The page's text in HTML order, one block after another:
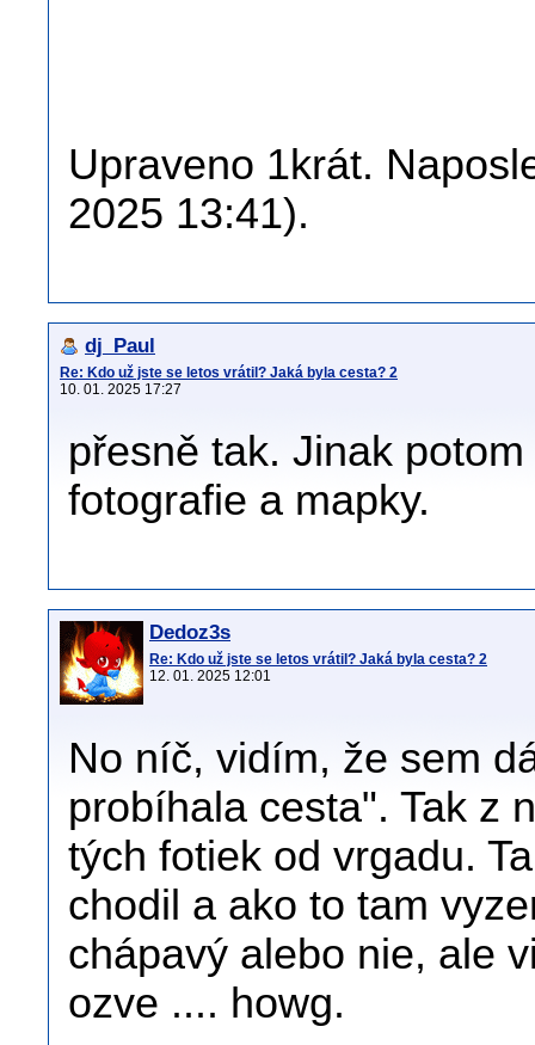
Upraveno 1krát.
2025 13:41).
dj_Paul
Re: Kdo už jste se letos vrátil? Jaká byla cesta? 2
10. 01. 2025 17:27
přesně tak. Jinak
fotografie a mapky.
Dedoz3s
Re: Kdo už jste se letos vrátil? Jaká byla cesta? 2
12. 01. 2025 12:01
No níč, vidím, že sem
probíhala cesta". Tak z
tých fotiek od vrgadu.
chodil a ako to tam
chápavý alebo nie, ale
ozve .... howg.